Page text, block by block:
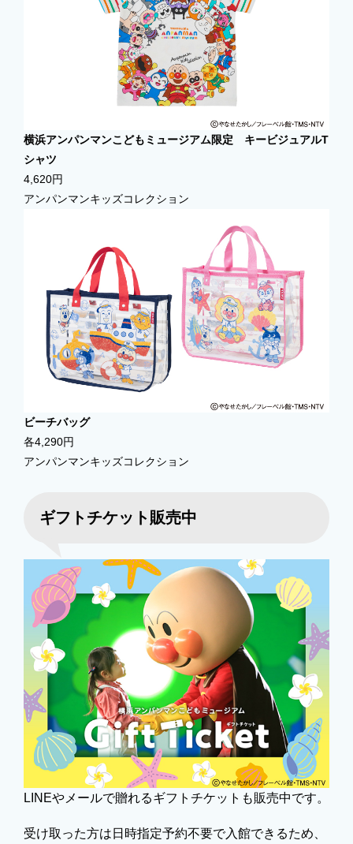
横浜アンパンマンこどもミュージアム限定 キービジュアルT
シャツ
4,620円
アンパンマンキッズコレクション
ビーチバッグ
各4,290円
アンパンマンキッズコレクション
ギフトチケット販売中
LINEやメールで贈れるギフトチケットも販売中です。
受け取った方は日時指定予約不要で入館できるため、